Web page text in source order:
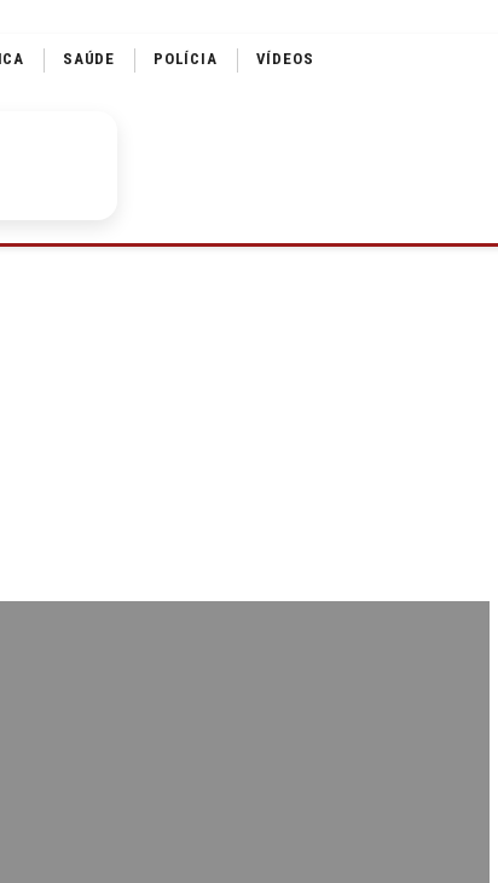
SAÚDE POLÍCIA VÍDEOS